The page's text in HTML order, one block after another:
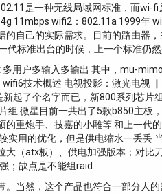
是一种无线局域网标准，而wi-
11mbps wifi2：802.11a 1999年
的自己的实际需求。目前的路由器
代标准出台的时候，上一个标准仍
用户多输入多输出 其中，mu-
技术概述 电视投影：激光电视
起了个名字而已，新800系列芯
组 微星目前一共出了5款b850主板
的重炮手、技嘉的小雕等 和上一代
实用的优化，但是供电缩水一丢丢
大（atx板）、供电加强版本；对
；缺点是不能组raid.
。当然，这个产品也符合一部分人